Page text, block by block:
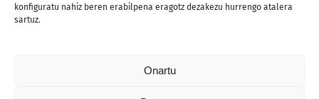
konfiguratu nahiz beren erabilpena eragotz dezakezu hurrengo atalera
sartuz.
Onartu